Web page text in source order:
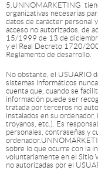
5.UNNOMARKETING
organizativas necesarias
datos de carácter personal
acceso no autorizados, de
15/1999 de 13 de
y el Real Decreto 1720/
Reglamento de desarrollo.
No obstante, el USUARIO
sistemas informáticos
cuenta que, cuando se
información puede ser
tratada por terceros no
instalados en su
troyanos, etc.). Es
personales, contraseñas y
sobre lo que ocurre con la
voluntariamente en el Sitio
no autorizadas por el